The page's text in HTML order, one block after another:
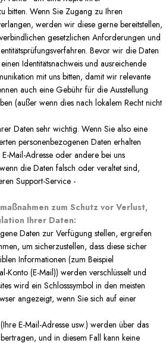
bitten. Wenn Sie Zugang zu Ihren
werden wir diese gerne bereitstellen,
gesetzlichen Anforderungen und
Bevor wir die Daten
Identitätsnachweis und ausreichende
mit uns bitten, damit wir relevante
auch eine Gebühr für die Ausstellung
(außer wenn dies nach lokalem Recht nicht
Daten sehr wichtig. Wenn Sie also eine
personenbezogenen Daten erhalten
Mail-Adresse oder andere bei uns
die Daten falsch oder veraltet sind,
Support-Service -
zum Schutz vor Verlust,
Ihrer Daten:
Daten zur Verfügung stellen, ergreifen
um sicherzustellen, dass diese sicher
Informationen (zum Beispiel
Konto (E-Mail)) werden verschlüsselt und
wird ein Schlosssymbol in den meisten
angezeigt, wenn Sie sich auf einer
E-Mail-Adresse usw.) werden über das
und in diesem Fall kann keine